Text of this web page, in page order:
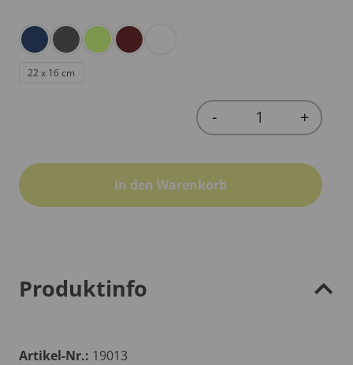
22 x 16 cm
Quantity
- +
In den Warenkorb
Produktinfo
Artikel-Nr.: 19013